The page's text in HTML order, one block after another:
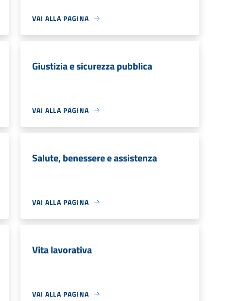
VAI ALLA PAGINA
Giustizia e sicurezza pubblica
VAI ALLA PAGINA
Salute, benessere e assistenza
VAI ALLA PAGINA
Vita lavorativa
VAI ALLA PAGINA